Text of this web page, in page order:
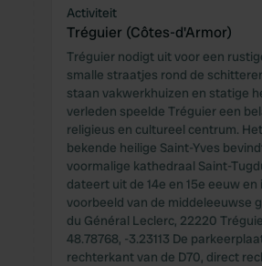
Activiteit
Tréguier (Côtes-d'Armor)
Tréguier nodigt uit voor een
smalle straatjes rond de
staan vakwerkhuizen en statige
verleden speelde Tréguier een
religieus en cultureel centrum.
bekende heilige Saint-Yves
voormalige kathedraal Saint-
dateert uit de 14e en 15e eeuw en
voorbeeld van de middeleeuwse
du Général Leclerc, 22220
48.78768, -3.23113 De
rechterkant van de D70, direct